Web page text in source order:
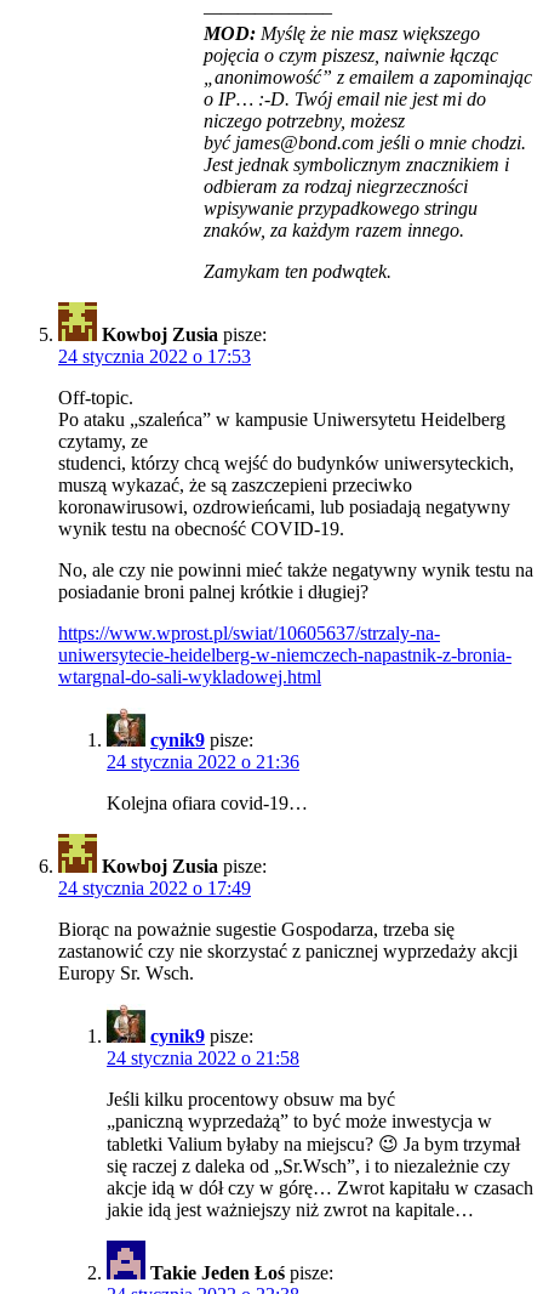
———————–
MOD: Myślę że nie masz większego
pojęcia o czym piszesz, naiwnie łącząc
„anonimowość” z emailem a zapominając
o IP… :-D. Twój email nie jest mi do
niczego potrzebny, możesz
być james@bond.com jeśli o mnie chodzi.
Jest jednak symbolicznym znacznikiem i
odbieram za rodzaj niegrzeczności
wpisywanie przypadkowego stringu
znaków, za każdym razem innego.
Zamykam ten podwątek.
Kowboj Zusia pisze:
24 stycznia 2022 o 17:53
Off-topic.
Po ataku „szaleńca” w kampusie Uniwersytetu Heidelberg
czytamy, ze
studenci, którzy chcą wejść do budynków uniwersyteckich,
muszą wykazać, że są zaszczepieni przeciwko
koronawirusowi, ozdrowieńcami, lub posiadają negatywny
wynik testu na obecność COVID-19.
No, ale czy nie powinni mieć także negatywny wynik testu na
posiadanie broni palnej krótkie i długiej?
https://www.wprost.pl/swiat/10605637/strzaly-na-
uniwersytecie-heidelberg-w-niemczech-napastnik-z-bronia-
wtargnal-do-sali-wykladowej.html
cynik9 pisze:
24 stycznia 2022 o 21:36
Kolejna ofiara covid-19…
Kowboj Zusia pisze:
24 stycznia 2022 o 17:49
Biorąc na poważnie sugestie Gospodarza, trzeba się
zastanowić czy nie skorzystać z panicznej wyprzedaży akcji
Europy Sr. Wsch.
cynik9 pisze:
24 stycznia 2022 o 21:58
Jeśli kilku procentowy obsuw ma być
„paniczną wyprzedażą” to być może inwestycja w
tabletki Valium byłaby na miejscu? 😉 Ja bym trzymał
się raczej z daleka od „Sr.Wsch”, i to niezależnie czy
akcje idą w dół czy w górę… Zwrot kapitału w czasach
jakie idą jest ważniejszy niż zwrot na kapitale…
Takie Jeden Łoś pisze: